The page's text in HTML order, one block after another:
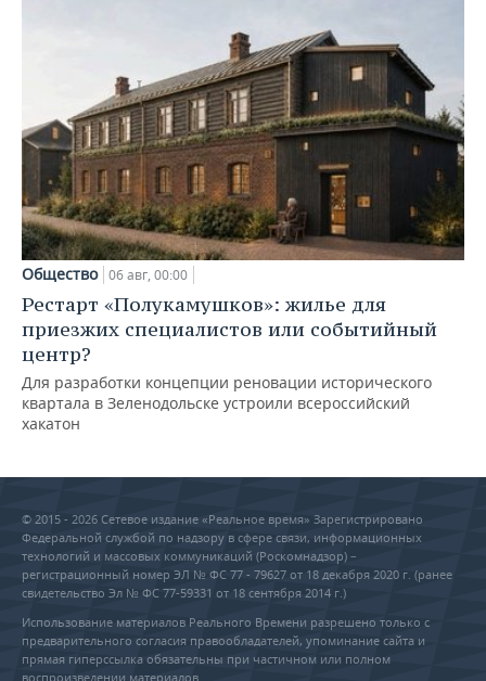
Общество 06 авг, 00:00
Рестарт «Полукамушков»: жилье для
приезжих специалистов или событийный
центр?
Для разработки концепции реновации исторического
квартала в Зеленодольске устроили всероссийский
хакатон
© 2015 - 2026 Сетевое издание «Реальное время» Зарегистрировано
Федеральной службой по надзору в сфере связи, информационных
технологий и массовых коммуникаций (Роскомнадзор) –
регистрационный номер ЭЛ № ФС 77 - 79627 от 18 декабря 2020 г. (ранее
свидетельство Эл № ФС 77-59331 от 18 сентября 2014 г.)
Использование материалов Реального Времени разрешено только с
предварительного согласия правообладателей, упоминание сайта и
прямая гиперссылка обязательны при частичном или полном
воспроизведении материалов.